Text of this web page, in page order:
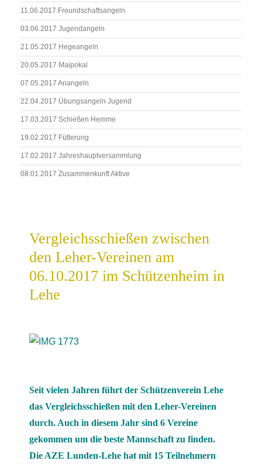
11.06.2017 Freundschaftsangeln
03.06.2017 Jugendangeln
21.05.2017 Hegeangeln
20.05.2017 Maipokal
07.05.2017 Anangeln
22.04.2017 Übungsangeln Jugend
17.03.2017 Schießen Hemme
19.02.2017 Fütterung
17.02.2017 Jahreshauptversammlung
08.01.2017 Zusammenkunft Aktive
Vergleichsschießen zwischen
den Leher-Vereinen am
06.10.2017 im Schützenheim in
Lehe
Seit vielen Jahren führt der Schützenverein Lehe
das Vergleichsschießen mit den Leher-Vereinen
durch. Auch in diesem Jahr sind 6 Vereine
gekommen um die beste Mannschaft zu finden.
Die AZE Lunden-Lehe hat mit 15 Teilnehmern